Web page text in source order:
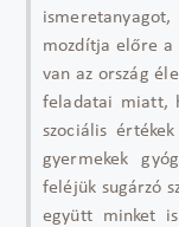
mozdítja előre a
van az ország
feladatai miatt,
szociális
gyermekek
feléjük sugárzó
együtt minket